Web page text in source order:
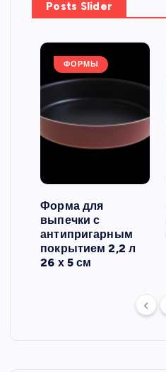
Posts Slider
ФОРМЫ
Форма для
выпечки с
антипригарным
покрытием 2,2 л
26 х 5 см